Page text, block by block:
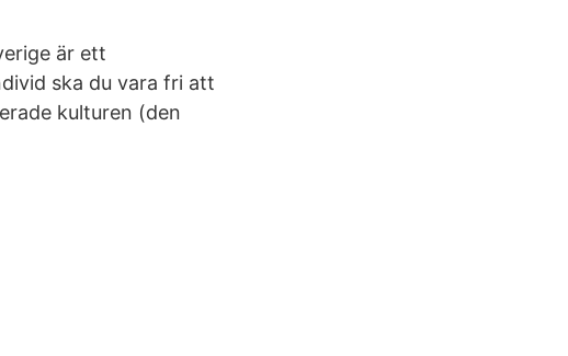
är ett
ska du vara fri att
kulturen (den